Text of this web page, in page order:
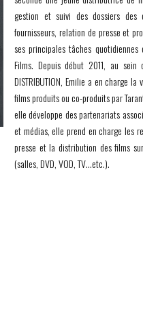
gestion et suivi des dossiers
fournisseurs, relation de presse et
ses principales tâches quotidiennes
Films. Depuis début 2011, au sein
DISTRIBUTION, Emilie a en charge la
films produits ou co-produits par
elle développe des partenariats
et médias, elle prend en charge les
presse et la distribution des films
(salles, DVD, VOD, TV…etc.).